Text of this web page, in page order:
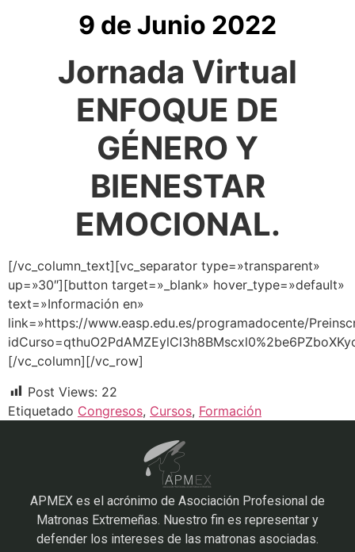
9 de Junio 2022
Jornada Virtual
ENFOQUE DE
GÉNERO Y
BIENESTAR
EMOCIONAL.
[/vc_column_text][vc_separator type=»transparent»
up=»30″][button target=»_blank» hover_type=»default»
text=»Información en»
link=»https://www.easp.edu.es/programadocente/
[/vc_column][/vc_row]
Post Views: 22
Etiquetado Congresos, Cursos, Formación
APMEX es el acrónimo de Asociación Profesional de
Matronas Extremeñas. Nuestro fin es representar y
defender los intereses de las matronas asociadas.